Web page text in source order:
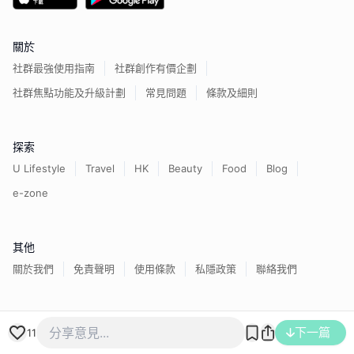
11 下一篇
關於
社群最強使用指南
社群創作有價企劃
社群焦點功能及升級計劃
常見問題 條款及細則
探索
U Lifestyle Travel HK Beauty Food
Blog
e-zone
其他
關於我們 免責聲明 使用條款 私隱政策 聯絡我們
香港經濟日報版權所有©